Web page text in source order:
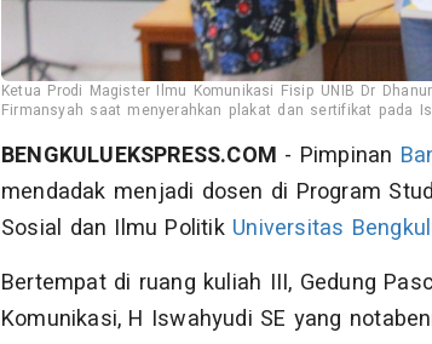
Ketua Prodi Magister Ilmu Komunikasi Fisip UNIB Dr
Firmansyah saat menyerahkan plakat dan sertifikat pada
BENGKULUEKSPRESS.COM - Pimpinan
mendadak menjadi dosen di Program
Sosial dan Ilmu Politik Universitas
Bertempat di ruang kuliah III, Gedung
Komunikasi, H Iswahyudi SE yang